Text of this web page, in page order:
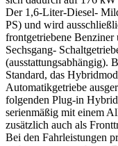
Der 1,6-Liter-Diesel-
PS) und wird
frontgetriebene
Sechsgang-
(ausstattungsabhängig).
Standard, das
Automatikgetriebe
folgenden Plug-in
serienmäßig mit einem
zusätzlich auch als
Bei den Fahrleistungen